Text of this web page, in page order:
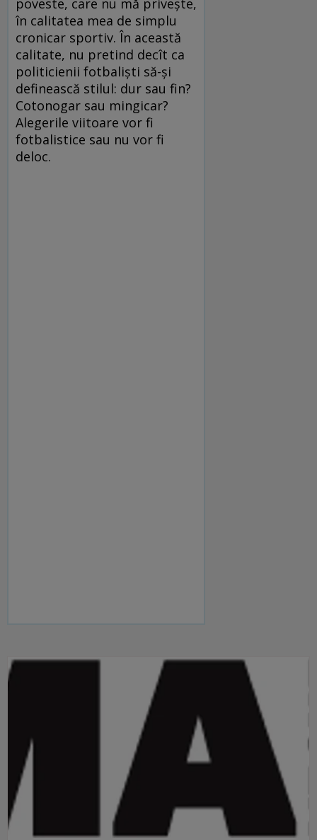
poveste, care nu mă priveşte,
în calitatea mea de simplu
cronicar sportiv. În această
calitate, nu pretind decît ca
politicienii fotbalişti să-şi
definească stilul: dur sau fin?
Cotonogar sau mingicar?
Alegerile viitoare vor fi
fotbalistice sau nu vor fi
deloc.